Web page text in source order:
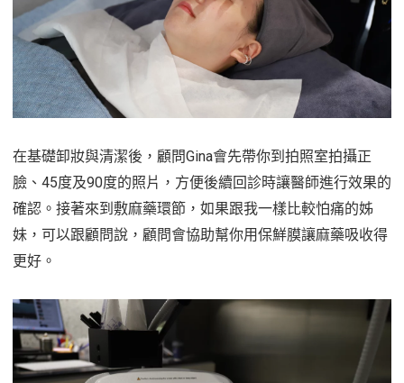
在基礎卸妝與清潔後，顧問Gina會先帶你到拍照室拍攝正
臉、45度及90度的照片，方便後續回診時讓醫師進行效果的
確認。接著來到敷麻藥環節，如果跟我一樣比較怕痛的姊
妹，可以跟顧問說，顧問會協助幫你用保鮮膜讓麻藥吸收得
更好。